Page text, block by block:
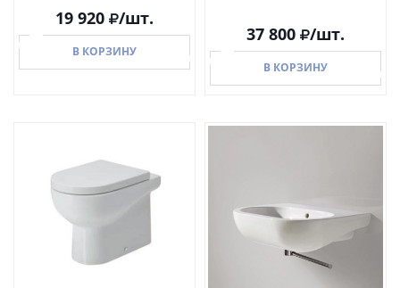
19 920 /шт.
В КОРЗИНУ
37 800 /шт.
В КОРЗИНУ